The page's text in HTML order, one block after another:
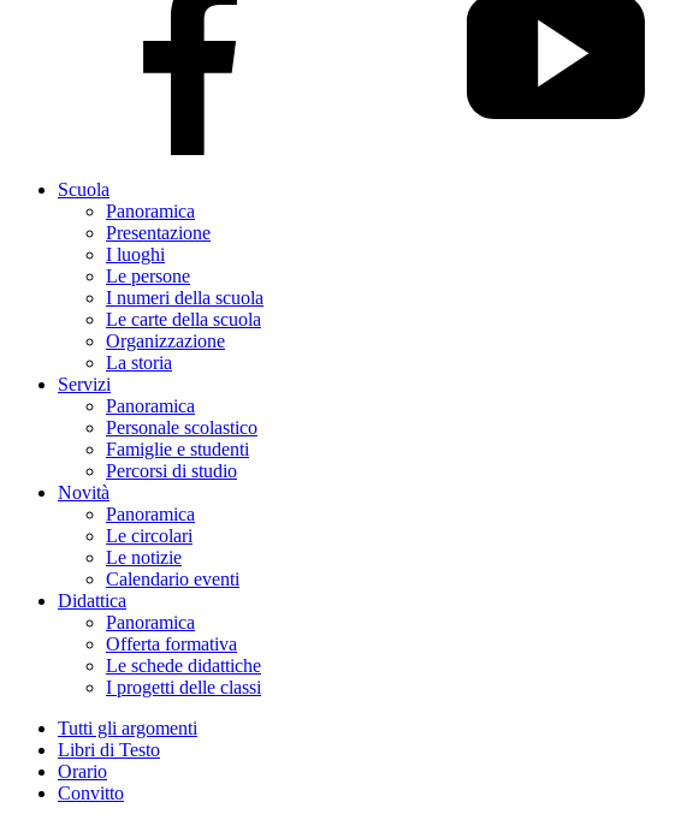
Scuola
Panoramica
Presentazione
I luoghi
Le persone
I numeri della scuola
Le carte della scuola
Organizzazione
La storia
Servizi
Panoramica
Personale scolastico
Famiglie e studenti
Percorsi di studio
Novità
Panoramica
Le circolari
Le notizie
Calendario eventi
Didattica
Panoramica
Offerta formativa
Le schede didattiche
I progetti delle classi
Tutti gli argomenti
Libri di Testo
Orario
Convitto